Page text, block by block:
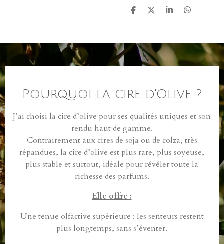
P
a
r
P
a
g
e
r
P
a
g
r
P
a
g
e
r
Pourquoi la cire d'Olive ?
J’ai choisi la cire d’olive pour ses qualités uniques et son
rendu haut de gamme.
Contrairement aux cires de soja ou de colza, très
répandues, la cire d’olive est plus rare, plus soyeuse,
plus stable et surtout, idéale pour révéler toute la
richesse des parfums.
Elle offre :
Une tenue olfactive supérieure : les senteurs restent
plus longtemps, sans s’éventer.